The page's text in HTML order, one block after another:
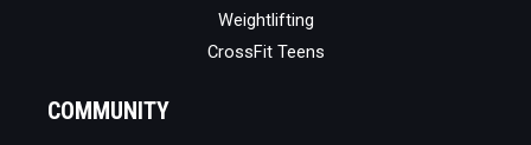
Weightlifting
CrossFit Teens
COMMUNITY